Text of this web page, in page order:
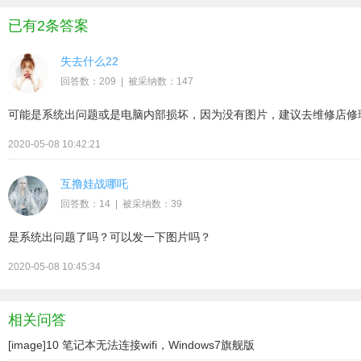
已有2条答案
失去什么22
回答数：209 | 被采纳数：147
可能是系统出问题或是电脑内部损坏，因为没有图片，建议去维修店修
2020-05-08 10:42:21
互撸娃战哪吒
回答数：14 | 被采纳数：39
是系统出问题了吗？可以发一下图片吗？
2020-05-08 10:45:34
相关问答
[image]10 笔记本无法连接wifi，Windows7旗舰版